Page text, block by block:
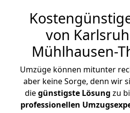
von
Mühlhausen-
Umzüge können mitunter
aber keine Sorge, denn wir
diegünstigste Lösung zu
professionellen